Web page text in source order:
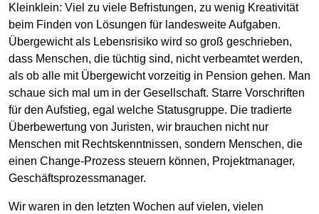
Kleinklein: Viel zu viele Befristungen, zu wenig Kreativität
beim Finden von Lösungen für landesweite Aufgaben.
Übergewicht als Lebensrisiko wird so groß geschrieben,
dass Menschen, die tüchtig sind, nicht verbeamtet werden,
als ob alle mit Übergewicht vorzeitig in Pension gehen. Man
schaue sich mal um in der Gesellschaft. Starre Vorschriften
für den Aufstieg, egal welche Statusgruppe. Die tradierte
Überbewertung von Juristen, wir brauchen nicht nur
Menschen mit Rechtskenntnissen, sondern Menschen, die
einen Change-Prozess steuern können, Projektmanager,
Geschäftsprozessmanager.
Wir waren in den letzten Wochen auf vielen, vielen